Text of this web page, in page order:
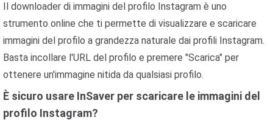
Il downloader di immagini del profilo Instagram è uno
strumento online che ti permette di visualizzare e scaricare
immagini del profilo a grandezza naturale dai profili Instagram.
Basta incollare l'URL del profilo e premere "Scarica" ​​per
ottenere un'immagine nitida da qualsiasi profilo.
È sicuro usare InSaver per scaricare le immagini del
profilo Instagram?